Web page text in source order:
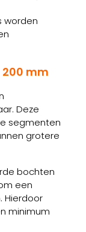
worden
mm
Deze
segmenten
grotere
bochten
een
Hierdoor
minimum